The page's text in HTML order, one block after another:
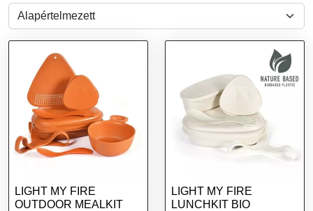
LIGHT MY FIRE
OUTDOOR MEALKIT
LIGHT MY FIRE
LUNCHKIT BIO